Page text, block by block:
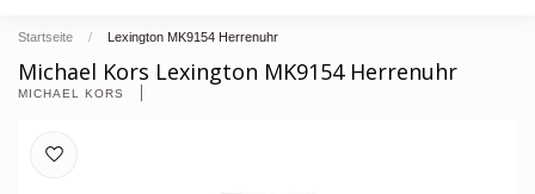
Startseite / Lexington MK9154 Herrenuhr
Michael Kors Lexington MK9154 Herrenuhr
MICHAEL KORS